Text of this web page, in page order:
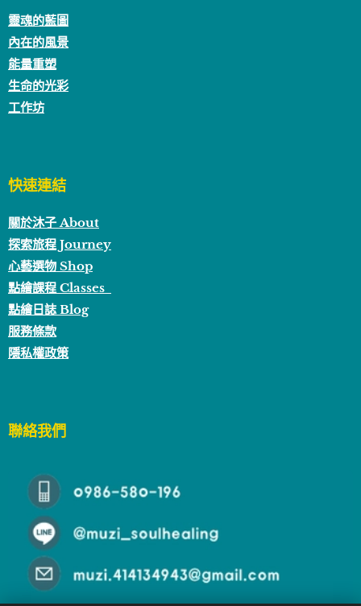
靈魂的藍圖
內在的風景
能量重塑
生命的光彩
工作坊
快速連結
關於沐子 About
探索旅程 Journey
心藝選物 Shop
點繪課程 Classes
點繪日誌 Blog
服務條款
隱私權政策
聯絡我們